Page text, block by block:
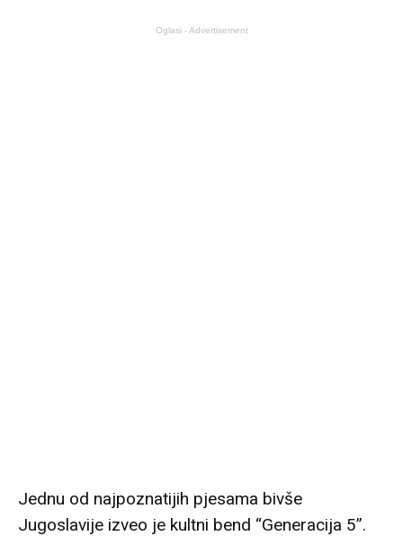
Oglasi - Advertisement
Jednu od najpoznatijih pjesama bivše
Jugoslavije izveo je kultni bend “Generacija 5”.